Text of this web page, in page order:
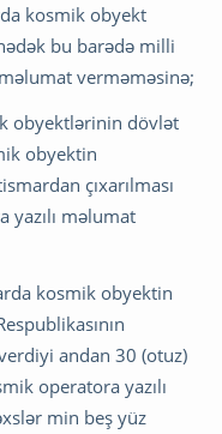
kosmik obyekt
bu barədə milli
verməməsinə;
obyektlərinin dövlət
obyektin
çıxarılması
məlumat
kosmik obyektin
andan 30 (otuz)
operatora yazılı
min beş yüz